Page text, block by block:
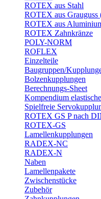
ROTEX aus Stahl
ROTEX aus Grauguss
ROTEX aus
ROTEX Zahnkränze
POLY-NORM
ROFLEX
Einzelteile
Baugruppen/
Bolzenkupplungen
Berechnungs-Sheet
Kompendium
Spielfreie
ROTEX GS P nach
ROTEX-GS
Lamellenkupplungen
RADEX-NC
RADEX-N
Naben
Lamellenpakete
Zwischenstücke
Zubehör